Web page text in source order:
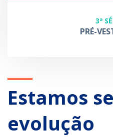
3ª
PRÉ-
Estamos
evolução